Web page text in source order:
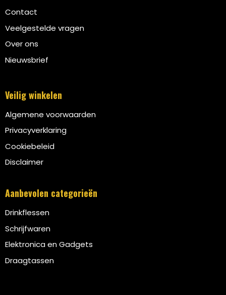
Contact
Veelgestelde vragen
Over ons
Nieuwsbrief
Veilig winkelen
Algemene voorwaarden
Privacyverklaring
Cookiebeleid
Disclaimer
Aanbevolen categorieën
Drinkflessen
Schrijfwaren
Elektronica en Gadgets
Draagtassen